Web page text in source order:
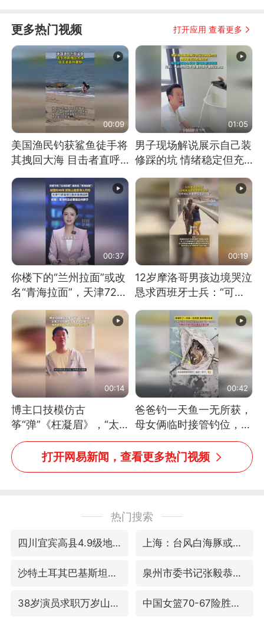
更多热门视频 打开应用 查看更多
00:09
美国渔民钓获鲨鱼徒手将
其拽回大海 目击者直呼
消息）
01:05
男子现场解说展示自己装
修踩的坑 情绪稳定但充
计 但每处都有瑕疵 网
友：一开始我没笑 但看
到洗手盆我没绷住
00:37
你楼下的“兰州拉面”或改
名“青海拉面”，天津72家
00:19
12岁摩洛哥男孩边境哭泣
恳求西班牙士兵：“可不
00:14
博主口技模仿古
筝“弹”《枉凝眉》，“太
像了～你是吃古筝长大的
吗？”“或将成为首位考级
不带古筝的选手。”（来
00:42
爸爸钓一天鱼一无所获，
母女俩临时接管钓位，用
玩具鱼竿钓上大鱼
打开网易新闻，查看更多热门视频
热门搜索
四川宜宾高县4.9级地震致1死 上海：台风白海豚或将带来龙卷风
沙特土耳其巴基斯坦签署共同防务协议 泉州市委书记张毅恭被查
38岁演员求职万岁山NPC成功 中国女篮70-67险胜尼日利亚女篮